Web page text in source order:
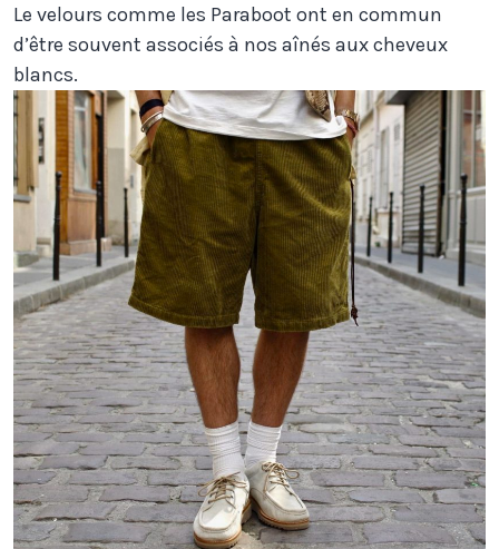
Le velours comme les Paraboot ont en commun
d’être souvent associés à nos aînés aux cheveux
blancs.